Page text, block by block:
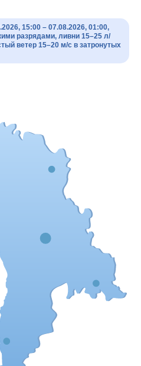
15:00 – 07.08.2026, 01:00,
разрядами, ливни 15–25 л/
ветер 15–20 м/с в затронутых